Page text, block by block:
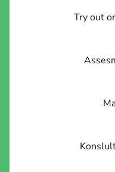
Try out